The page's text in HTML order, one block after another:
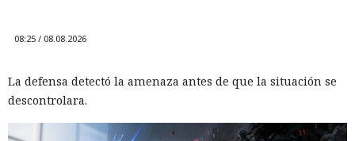
08:25 / 08.08.2026
La defensa detectó la amenaza antes de que la situación se
descontrolara.